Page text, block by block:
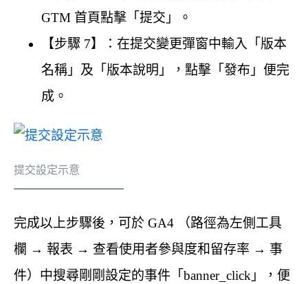
GTM 首頁點擊「提交」。
【步驟 7】：在提交變更彈窗中輸入「版本
名稱」及「版本說明」，點擊「發布」便完
成。
提交設定示意
完成以上步驟後，可於 GA4 （路徑為左側工具
欄 → 報表 → 查看使用者參與度和留存率 → 事
件）中搜尋剛剛設定的事件「banner_click」，便